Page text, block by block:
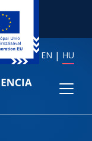
EN HU